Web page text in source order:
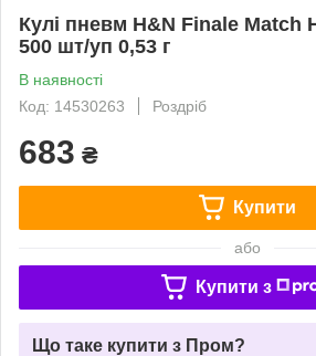
Кулі пневм H&N Finale Match
500 шт/уп 0,53 г
В наявності
Код: 14530263
Роздріб
683 ₴
Купити
або
Купити з
Що таке купити з Пром?